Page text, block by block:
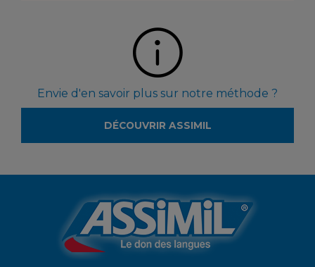
Envie d'en savoir plus sur notre méthode ?
DÉCOUVRIR ASSIMIL